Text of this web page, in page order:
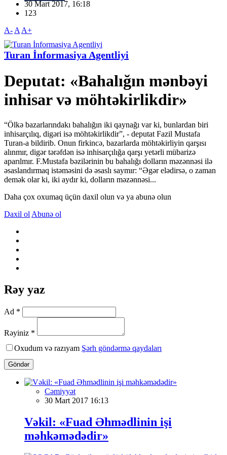
30 Mart 2017, 16:18
123
A- A A+
Turan İnformasiya Agentliyi
Deputat: «Bahalığın mənbəyi
inhisar və möhtəkirlikdir»
“Ölkə bazarlarındakı bahalığın iki qaynağı var ki, bunlardan biri
inhisarçılıq, digəri isə möhtəkirlikdir”, - deputat Fazil Mustafa
Turan-a bildirib. Onun firkincə, bazarlarda möhtəkirliyin qarşısı
alınmır, digər tərəfdən isə inhisarçılığa qarşı yetərli mübarizə
aparılmır. F.Mustafa bəzilərinin bu bahalığı dolların məzənnəsi ilə
əsaslandırmaq istəməsini də əsaslı saymır: “Əgər elədirsə, o zaman
demək olar ki, iki aydır ki, dolların məzənnəsi...
Daha çox oxumaq üçün daxil olun və ya abunə olun
Daxil ol Abunə ol
Rəy yaz
Ad *
Rəyiniz *
Oxudum və razıyam Şərh göndərmə qaydaları
Göndər
Cəmiyyət
30 Mart 2017 16:13
Vəkil: «Fuad Əhmədlinin işi
məhkəmədədir»